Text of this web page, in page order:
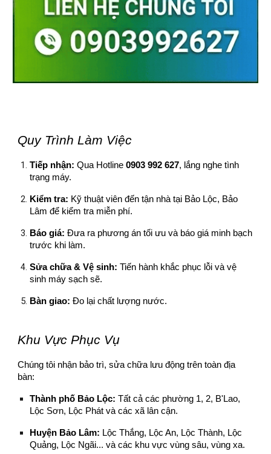
Quy Trình Làm Việc
Tiếp nhận: Qua Hotline0903 992 627, lắng nghe tình
trạng máy.
Kiểm tra: Kỹ thuật viên đến tận nhà tại Bảo Lộc, Bảo
Lâm để kiểm tra miễn phí.
Báo giá: Đưa ra phương án tối ưu và báo giá minh bạch
trước khi làm.
Sửa chữa & Vệ sinh: Tiến hành khắc phục lỗi và vệ
sinh máy sạch sẽ.
Bàn giao: Đo lại chất lượng nước.
Khu Vực Phục Vụ
Chúng tôi nhận bảo trì, sửa chữa lưu động trên toàn địa
bàn:
Thành phố Bảo Lộc: Tất cả các phường 1, 2, B'Lao,
Lộc Sơn, Lộc Phát và các xã lân cận.
Huyện Bảo Lâm: Lộc Thắng, Lộc An, Lộc Thành, Lộc
Quảng, Lộc Ngãi... và các khu vực vùng sâu, vùng xa.